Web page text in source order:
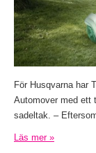
För Husqvarna har
Automover med ett
sadeltak. –
Läs mer »